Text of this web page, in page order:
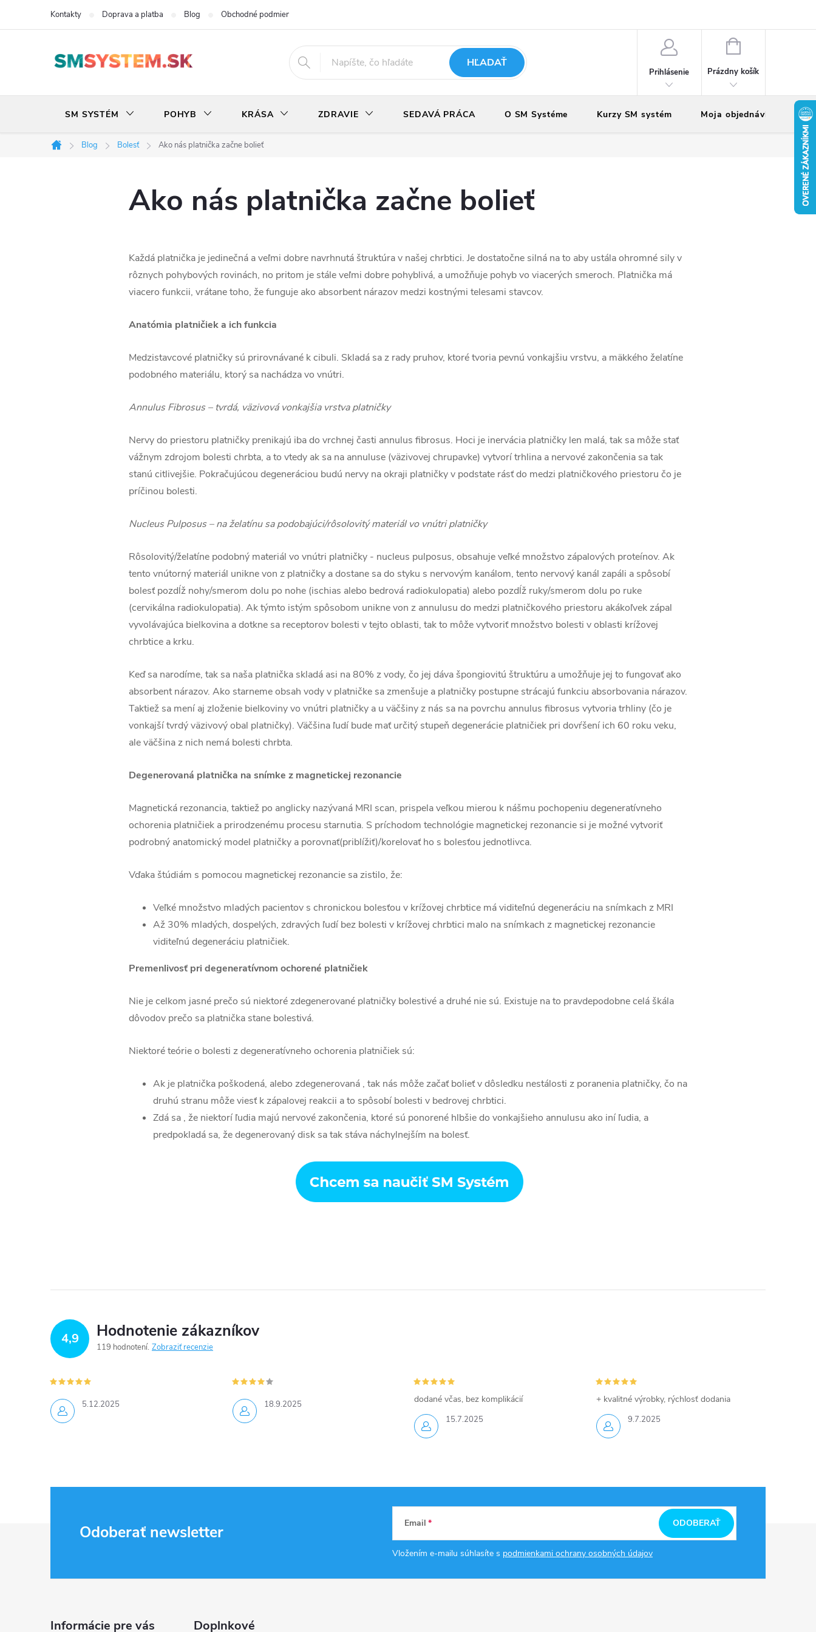
Kontakty Doprava a platba Blog Obchodné podmienky
HĽADAŤ
Prihlásenie
NÁKUPNÝ
Prázdny košík
SM SYSTÉM POHYB KRÁSA ZDRAVIE SEDAVÁ PRÁCA O SM Systéme Kurzy SM systém Moja objednávka
Domov
Blog Bolesť Ako nás platnička začne bolieť
Ako nás platnička začne bolieť
Každá platnička je jedinečná a veľmi dobre navrhnutá štruktúra v našej chrbtici. Je dostatočne silná na to aby ustála ohromné sily v
rôznych pohybových rovinách, no pritom je stále veľmi dobre pohyblivá, a umožňuje pohyb vo viacerých smeroch. Platnička má
viacero funkcii, vrátane toho, že funguje ako absorbent nárazov medzi kostnými telesami stavcov.
Anatómia platničiek a ich funkcia
Medzistavcové platničky sú prirovnávané k cibuli. Skladá sa z rady pruhov, ktoré tvoria pevnú vonkajšiu vrstvu, a mäkkého želatíne
podobného materiálu, ktorý sa nachádza vo vnútri.
Annulus Fibrosus – tvrdá, väzivová vonkajšia vrstva platničky
Nervy do priestoru platničky prenikajú iba do vrchnej časti annulus fibrosus. Hoci je inervácia platničky len malá, tak sa môže stať
vážnym zdrojom bolesti chrbta, a to vtedy ak sa na annuluse (väzivovej chrupavke) vytvorí trhlina a nervové zakončenia sa tak
stanú citlivejšie. Pokračujúcou degeneráciou budú nervy na okraji platničky v podstate rásť do medzi platničkového priestoru čo je
príčinou bolesti.
Nucleus Pulposus – na želatínu sa podobajúci/rôsolovitý materiál vo vnútri platničky
Rôsolovitý/želatíne podobný materiál vo vnútri platničky - nucleus pulposus, obsahuje veľké množstvo zápalových proteínov. Ak
tento vnútorný materiál unikne von z platničky a dostane sa do styku s nervovým kanálom, tento nervový kanál zapáli a spôsobí
bolesť pozdĺž nohy/smerom dolu po nohe (ischias alebo bedrová radiokulopatia) alebo pozdĺž ruky/smerom dolu po ruke
(cervikálna radiokulopatia). Ak týmto istým spôsobom unikne von z annulusu do medzi platničkového priestoru akákoľvek zápal
vyvolávajúca bielkovina a dotkne sa receptorov bolesti v tejto oblasti, tak to môže vytvoriť množstvo bolesti v oblasti krížovej
chrbtice a krku.
Keď sa narodíme, tak sa naša platnička skladá asi na 80% z vody, čo jej dáva špongiovitú štruktúru a umožňuje jej to fungovať ako
absorbent nárazov. Ako starneme obsah vody v platničke sa zmenšuje a platničky postupne strácajú funkciu absorbovania nárazov.
Taktiež sa mení aj zloženie bielkoviny vo vnútri platničky a u väčšiny z nás sa na povrchu annulus fibrosus vytvoria trhliny (čo je
vonkajší tvrdý väzivový obal platničky). Väčšina ľudí bude mať určitý stupeň degenerácie platničiek pri dovŕšení ich 60 roku veku,
ale väčšina z nich nemá bolesti chrbta.
Degenerovaná platnička na snímke z magnetickej rezonancie
Magnetická rezonancia, taktiež po anglicky nazývaná MRI scan, prispela veľkou mierou k nášmu pochopeniu degeneratívneho
ochorenia platničiek a prirodzenému procesu starnutia. S príchodom technológie magnetickej rezonancie si je možné vytvoriť
podrobný anatomický model platničky a porovnať(priblížiť)/korelovať ho s bolesťou jednotlivca.
Vďaka štúdiám s pomocou magnetickej rezonancie sa zistilo, že:
Veľké množstvo mladých pacientov s chronickou bolesťou v krížovej chrbtice má viditeľnú degeneráciu na snímkach z MRI
Až 30% mladých, dospelých, zdravých ľudí bez bolesti v krížovej chrbtici malo na snímkach z magnetickej rezonancie
viditeľnú degeneráciu platničiek.
Premenlivosť pri degeneratívnom ochorené platničiek
Nie je celkom jasné prečo sú niektoré zdegenerované platničky bolestivé a druhé nie sú. Existuje na to pravdepodobne celá škála
dôvodov prečo sa platnička stane bolestivá.
Niektoré teórie o bolesti z degeneratívneho ochorenia platničiek sú:
Ak je platnička poškodená, alebo zdegenerovaná , tak nás môže začať bolieť v dôsledku nestálosti z poranenia platničky, čo na
druhú stranu môže viesť k zápalovej reakcii a to spôsobí bolesti v bedrovej chrbtici.
Zdá sa , že niektorí ľudia majú nervové zakončenia, ktoré sú ponorené hlbšie do vonkajšieho annulusu ako iní ľudia, a
predpokladá sa, že degenerovaný disk sa tak stáva náchylnejším na bolesť.
4,9 Hodnotenie zákazníkov
119 hodnotení Zobraziť recenzie
5.12.2025
18.9.2025
15.7.2025
dodané včas, bez komplikácií
9.7.2025
+ kvalitné výrobky, rýchlosť dodania
Odoberať newsletter Email
Vložením e-mailu súhlasíte s podmienkami ochrany osobných údajov
ODOBERAŤ
Informácie pre vás Doplnkové